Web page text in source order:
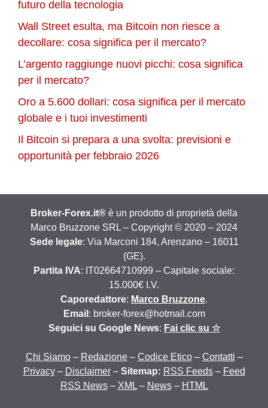
futuro della tecnologia
Wall Street esulta, ma Bitcoin non riesce a
decollare: cosa significa per il mercato?
L’argento raggiunge nuovi picchi: cosa significa
per il mercato?
Oro a 5.600 dollari: cosa significa per il mercato
globale e i tuoi investimenti
Il Bitcoin si prepara a una svolta: previsioni e
opportunità per febbraio 2026
Broker-Forex.it® è un prodotto di proprietà della
Marco Bruzzone SRL – Copyright © 2020 – 2024
Sede legale: Via Marconi 184, Arenzano – 16011
(GE).
Partita IVA: IT02664710999 – Capitale sociale:
15.000€ I.V.
Caporedattore: Marco Bruzzone.
Email : broker-forex@hotmail.com
Seguici su Google News: Fai clic su ☆
Chi Siamo– Redazione– Codice Etico– Contatti –
Privacy– Disclaimer– Sitemap: RSS Feeds– Feed
RSS News– XML– News– HTML